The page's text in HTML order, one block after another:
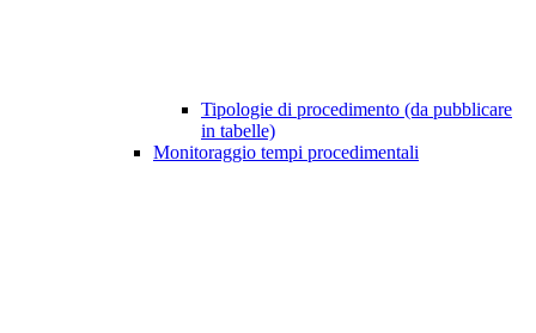
Tipologie di procedimento (da pubblicare
in tabelle)
Monitoraggio tempi procedimentali